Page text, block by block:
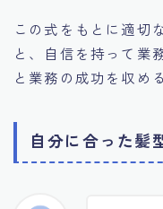
この式をもとに適切
と、自信を持って業
と業務の成功を収め
自分に合った髪